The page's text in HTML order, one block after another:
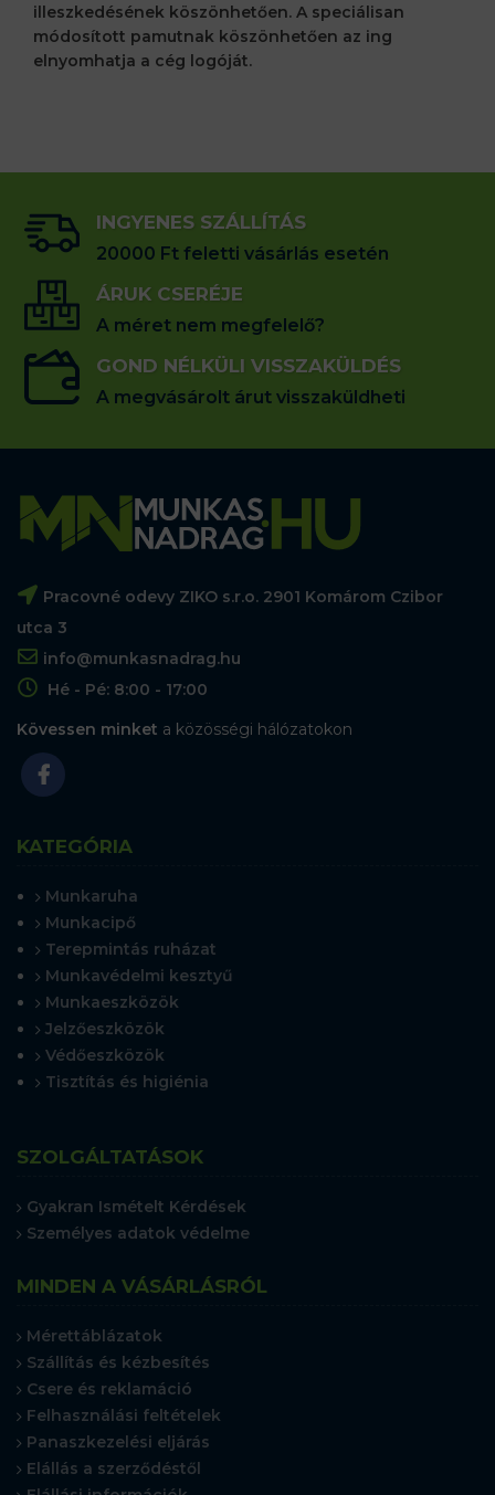
illeszkedésének köszönhetően. A speciálisan
módosított pamutnak köszönhetően az ing
elnyomhatja a cég logóját.
INGYENES SZÁLLÍTÁS
20000 Ft feletti vásárlás esetén
ÁRUK CSERÉJE
A méret nem megfelelő?
GOND NÉLKÜLI VISSZAKÜLDÉS
A megvásárolt árut visszaküldheti
Pracovné odevy ZIKO s.r.o. 2901 Komárom Czibor
utca 3
info@munkasnadrag.hu
Hé - Pé: 8:00 - 17:00
Kövessen minket a közösségi hálózatokon
KATEGÓRIA
Munkaruha
Munkacipő
Terepmintás ruházat
Munkavédelmi kesztyű
Munkaeszközök
Jelzőeszközök
Védőeszközök
Tisztítás és higiénia
SZOLGÁLTATÁSOK
Gyakran Ismételt Kérdések
Személyes adatok védelme
MINDEN A VÁSÁRLÁSRÓL
Mérettáblázatok
Szállítás és kézbesítés
Csere és reklamáció
Felhasználási feltételek
Panaszkezelési eljárás
Elállás a szerződéstől